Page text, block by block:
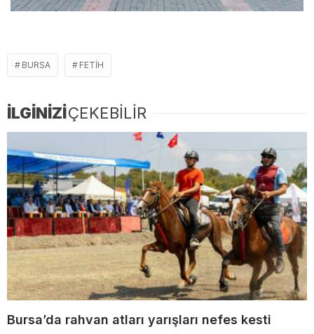
BURSA FETIH
İLGİNİZİÇEKEBİLİR
Bursa’da rahvan atları yarışları nefes kesti